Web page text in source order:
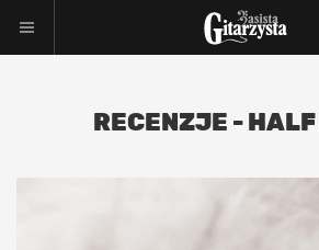
RECENZJE -